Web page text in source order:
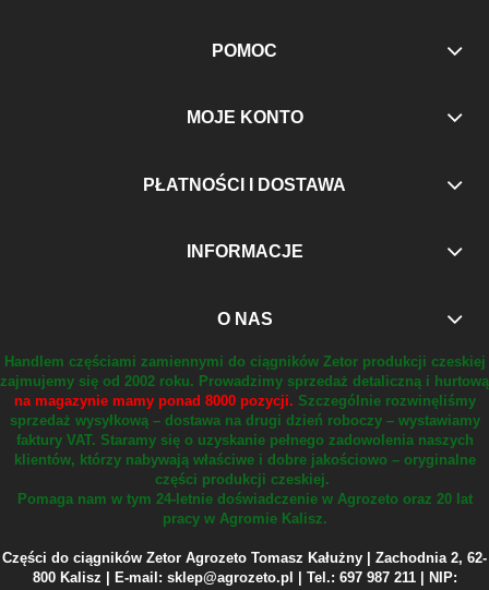
POMOC
MOJE KONTO
PŁATNOŚCI I DOSTAWA
INFORMACJE
O NAS
Handlem częściami zamiennymi do ciągników Zetor produkcji czeskiej
zajmujemy się od 2002 roku. Prowadzimy sprzedaż detaliczną i hurtową
na magazynie mamy ponad 8000 pozycji. Szczególnie rozwinęliśmy
sprzedaż wysyłkową – dostawa na drugi dzień roboczy – wystawiamy
faktury VAT. Staramy się o uzyskanie pełnego zadowolenia naszych
klientów, którzy nabywają właściwe i dobre jakościowo – oryginalne
części produkcji czeskiej.
Pomaga nam w tym 24-letnie doświadczenie w Agrozeto oraz 20 lat
pracy w Agromie Kalisz.
Części do ciągników Zetor Agrozeto Tomasz Kałużny | Zachodnia 2, 62-
800 Kalisz | E-mail: sklep@agrozeto.pl | Tel.: 697 987 211 | NIP: